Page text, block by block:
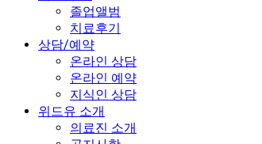
졸업앨범
치료후기
상담/예약
온라인 상담
온라인 예약
지식인 상담
위드유 소개
의료진 소개